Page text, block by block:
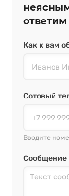
Как к вам
Сотовый
Вводите
Сообщение